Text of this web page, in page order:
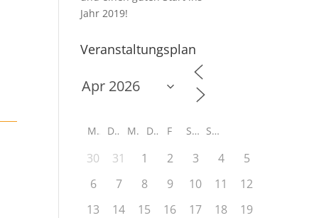
Jahr 2019!
Veranstaltungsplan
M D M D F S S
30 31 1 2 3 4
5
6
7 8 9 10 11
12
13
14 15 16 17 18
19